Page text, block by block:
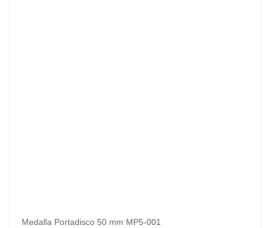
Medalla Portadisco 50 mm MP5-001